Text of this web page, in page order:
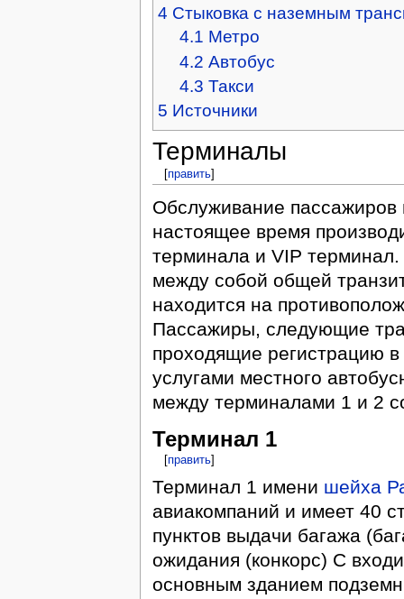
4 Стыковка с наземным
4.1 Метро
4.2 Автобус
4.3 Такси
5 Источники
Терминалы
[править]
Обслуживание
настоящее время
терминала и VIP
между собой общей
находится на
Пассажиры, следующие
проходящие регистрацию
услугами местного
между терминалами 1 и 2
Терминал 1
[править]
Терминал 1 имени шейха
авиакомпаний и имеет 40
пунктов выдачи багажа
ожидания (конкорс) С
основным зданием